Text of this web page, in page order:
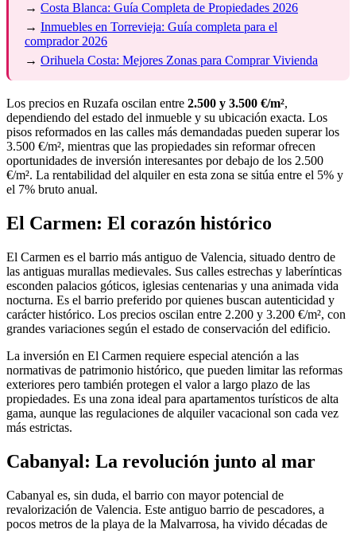
→ Costa Blanca: Guía Completa de Propiedades 2026
→ Inmuebles en Torrevieja: Guía completa para el
comprador 2026
→ Orihuela Costa: Mejores Zonas para Comprar Vivienda
Los precios en Ruzafa oscilan entre 2.500 y 3.500 €/m²,
dependiendo del estado del inmueble y su ubicación exacta. Los
pisos reformados en las calles más demandadas pueden superar los
3.500 €/m², mientras que las propiedades sin reformar ofrecen
oportunidades de inversión interesantes por debajo de los 2.500
€/m². La rentabilidad del alquiler en esta zona se sitúa entre el 5% y
el 7% bruto anual.
El Carmen: El corazón histórico
El Carmen es el barrio más antiguo de Valencia, situado dentro de
las antiguas murallas medievales. Sus calles estrechas y laberínticas
esconden palacios góticos, iglesias centenarias y una animada vida
nocturna. Es el barrio preferido por quienes buscan autenticidad y
carácter histórico. Los precios oscilan entre 2.200 y 3.200 €/m², con
grandes variaciones según el estado de conservación del edificio.
La inversión en El Carmen requiere especial atención a las
normativas de patrimonio histórico, que pueden limitar las reformas
exteriores pero también protegen el valor a largo plazo de las
propiedades. Es una zona ideal para apartamentos turísticos de alta
gama, aunque las regulaciones de alquiler vacacional son cada vez
más estrictas.
Cabanyal: La revolución junto al mar
Cabanyal es, sin duda, el barrio con mayor potencial de
revalorización de Valencia. Este antiguo barrio de pescadores, a
pocos metros de la playa de la Malvarrosa, ha vivido décadas de